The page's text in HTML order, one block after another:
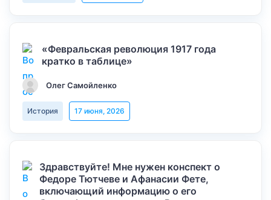
«Февральская революция 1917 года
кратко в таблице»
Олег Самойленко
История 17 июня, 2026
Здравствуйте! Мне нужен конспект о
Федоре Тютчеве и Афанасии Фете,
включающий информацию о его